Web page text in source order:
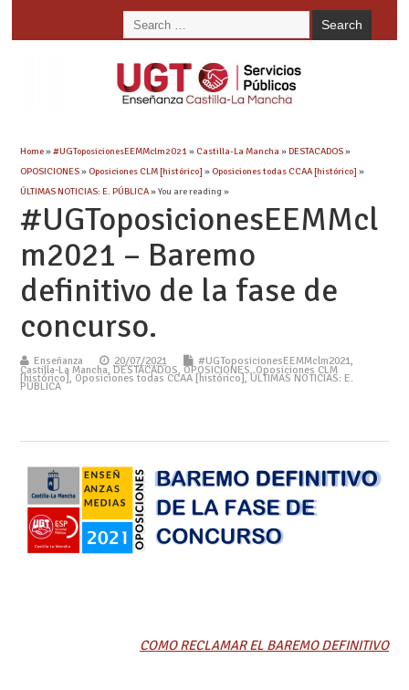
Home»#UGToposicionesEEMMclm2021» Castilla-La Mancha »DESTACADOS»
OPOSICIONES» Oposiciones CLM [histórico] » Oposiciones todas CCAA [histórico] »
ÚLTIMAS NOTICIAS: E. PÚBLICA» You are reading »
#UGToposicionesEEMMcl
m2021 – Baremo
definitivo de la fase de
concurso.
Enseñanza 20/07/2021 #UGToposicionesEEMMclm2021,
Castilla-La Mancha, DESTACADOS, OPOSICIONES,Oposiciones CLM
[histórico], Oposiciones todas CCAA [histórico], ÚLTIMAS NOTICIAS: E.
PÚBLICA
COMO RECLAMAR EL BAREMO DEFINITIVO